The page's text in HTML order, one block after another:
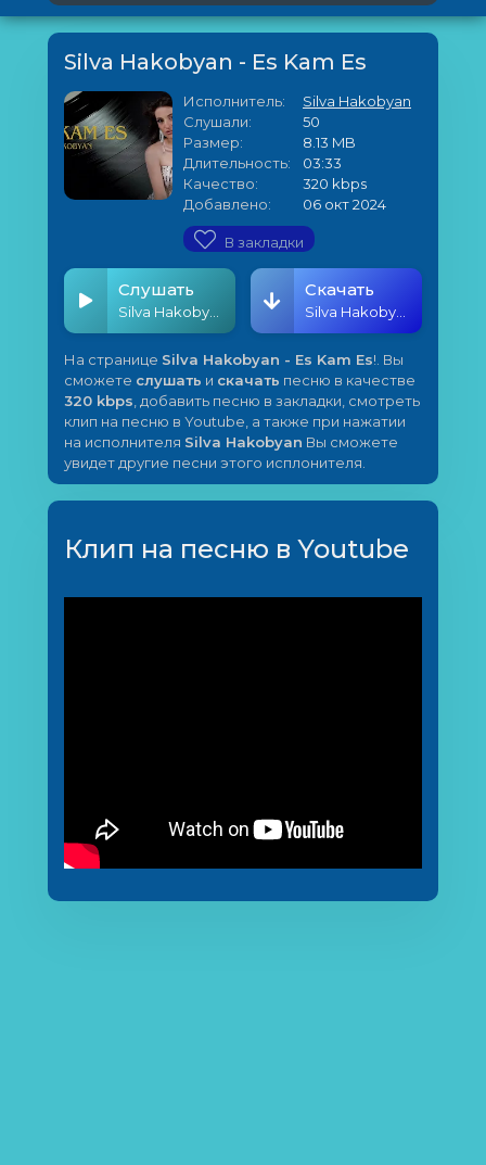
Silva Hakobyan - Es Kam Es
Исполнитель:
Silva Hakobyan
Слушали:
50
Размер:
8.13 MB
Длительность:
03:33
Качество:
320 kbps
Добавлено:
06 окт 2024
В закладки
Слушать Скачать
Silva Hakobyan - Es Kam Es
На странице Silva Hakobyan - Es Kam Es!. Вы
сможете слушать и скачать песню в качестве
320 kbps , добавить песню в закладки, смотреть
клип на песню в Youtube, а также при нажатии
на исполнителя Silva Hakobyan Вы сможете
увидет другие песни этого исплонителя.
Клип на песню в Youtube